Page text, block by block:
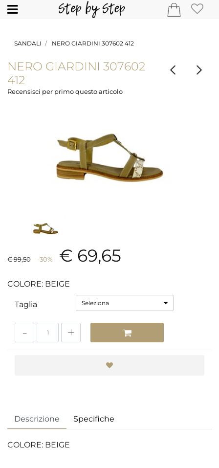
Open
SANDALI NERO GIARDINI 307602 412
NERO GIARDINI 307602
412
Recensisci per primo questo articolo
€ 99,50 -30% € 69,65
COLORE: BEIGE
Taglia Seleziona
Descrizione Specifiche
COLORE: BEIGE